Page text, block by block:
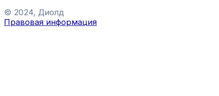
© 2024, Диолд
Правовая информация